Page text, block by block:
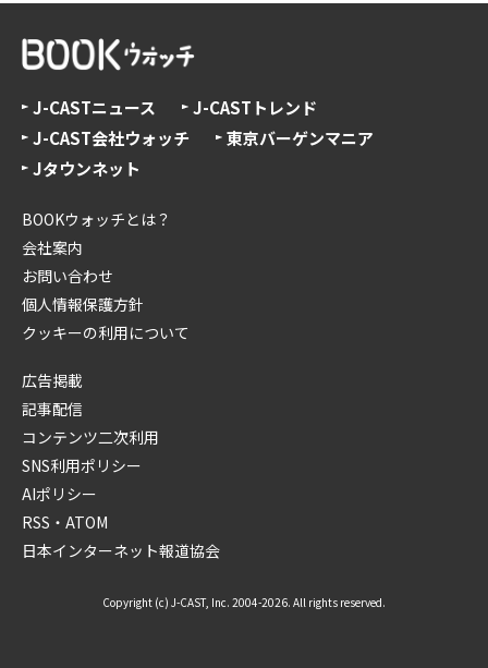
J-CASTニュース
J-CASTトレンド
J-CAST会社ウォッチ
東京バーゲンマニア
Jタウンネット
BOOKウォッチとは？
会社案内
お問い合わせ
個人情報保護方針
クッキーの利用について
広告掲載
記事配信
コンテンツ二次利用
SNS利用ポリシー
AIポリシー
RSS・ATOM
日本インターネット報道協会
Copyright (c) J-CAST, Inc. 2004-2026. All rights reserved.